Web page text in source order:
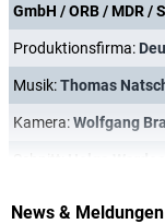
GmbH / ORB / MDR /
Produktionsfirma:
Musik:Thomas
Kamera:Wolfgang
News & Meldungen